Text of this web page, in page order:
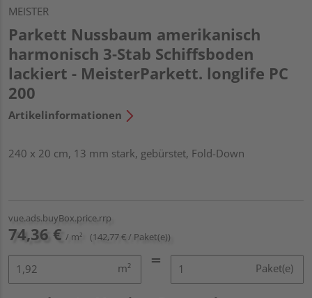
MEISTER
Parkett Nussbaum amerikanisch
harmonisch 3-Stab Schiffsboden
lackiert - MeisterParkett. longlife PC
200
Artikelinformationen
240 x 20 cm, 13 mm stark, gebürstet, Fold-Down
vue.ads.buyBox.price.rrp
74,36 € / m² (142,77 € / Paket(e))
m² Paket(e)